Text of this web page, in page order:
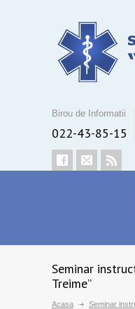
Birou de Informatii
022-43-85-15
Seminar
Treime”
Acasa Seminar